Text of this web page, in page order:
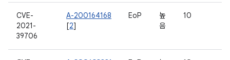
CVE-
2021-
39706
A-200164168
[2]
EoP
높
음
10